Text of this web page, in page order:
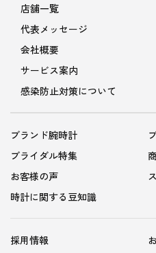
店舗一覧
代表メッセージ
会社概要
サービス案内
感染防止対策について
ブランド腕時計
ブライダル特集
お客様の声
時計に関する豆知識
採用情報